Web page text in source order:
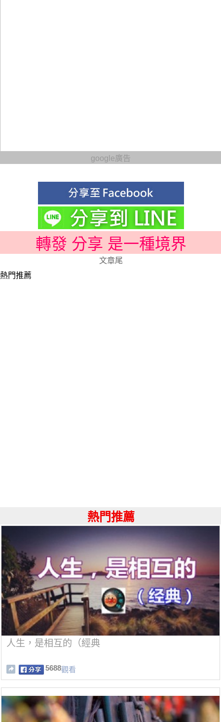
google廣告
轉發 分享 是一種境界
文章尾
熱門推薦
熱門推薦
人生，是相互的（經典
5688觀看